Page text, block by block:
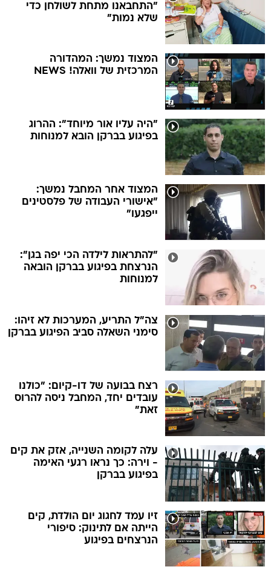
"התחבאנו מתחת לשולחן כדי
שלא נמות"
המצוד נמשך: המהדורה
המרכזית של וואלה! NEWS
"היה עליו אור מיוחד": ההרוג
בפיגוע בברקן הובא למנוחות
המצוד אחר המחבל נמשך:
"אישורי העבודה של פלסטינים
ייפגעו"
"להתראות לילדה הכי יפה בגן":
הנרצחת בפיגוע בברקן הובאה
למנוחות
צה"ל התריע, המערכות לא זיהו:
סימני השאלה סביב הפיגוע בברקן
רצח בבועה של דו-קיום: "כולנו
עובדים יחד, המחבל ניסה להרוס
זאת"
עלה לקומה השנייה, אזק את קים
- וירה: כך נראו רגעי האימה
בפיגוע בברקן
זיו עמד לחגוג יום הולדת, קים
הייתה אם לתינוק: סיפורי
הנרצחים בפיגוע